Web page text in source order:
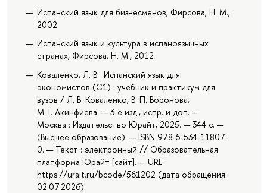
Испанский язык для бизнесменов, Фирсова, Н. М.,
2002
Испанский язык и культура в испаноязычных
странах, Фирсова, Н. М., 2012
Коваленко, Л. В. Испанский язык для
экономистов (C1) : учебник и практикум для
вузов / Л. В. Коваленко, В. П. Воронова,
М. Г. Акинфиева. — 3-е изд., испр. и доп. —
Москва : Издательство Юрайт, 2025. — 344 с. —
(Высшее образование). — ISBN 978-5-534-11807-
0. — Текст : электронный // Образовательная
платформа Юрайт [сайт]. — URL:
https://urait.ru/bcode/561202 (дата обращения:
02.07.2026).